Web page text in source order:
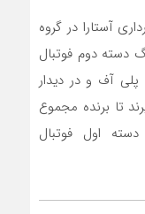
آستارا در گروه
دوم فوتبال
آف و در دیدار
تا برنده مجموع
اول فوتبال